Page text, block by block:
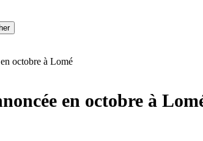
octobre à Lomé
en octobre à